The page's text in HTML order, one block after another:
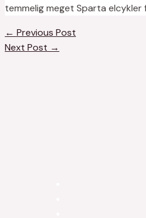
temmelig meget Sparta
← Previous Post
Next Post →